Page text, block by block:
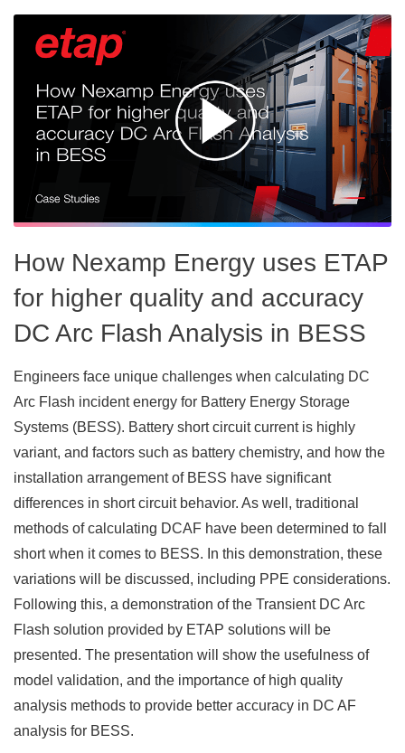
How Nexamp Energy uses ETAP
for higher quality and accuracy
DC Arc Flash Analysis in BESS
Engineers face unique challenges when calculating DC
Arc Flash incident energy for Battery Energy Storage
Systems (BESS). Battery short circuit current is highly
variant, and factors such as battery chemistry, and how the
installation arrangement of BESS have significant
differences in short circuit behavior. As well, traditional
methods of calculating DCAF have been determined to fall
short when it comes to BESS. In this demonstration, these
variations will be discussed, including PPE considerations.
Following this, a demonstration of the Transient DC Arc
Flash solution provided by ETAP solutions will be
presented. The presentation will show the usefulness of
model validation, and the importance of high quality
analysis methods to provide better accuracy in DC AF
analysis for BESS.